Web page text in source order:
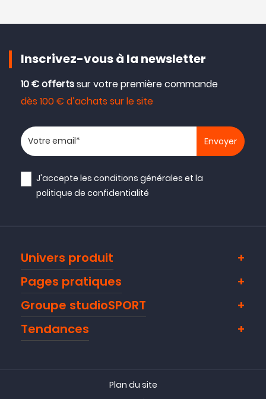
Inscrivez-vous à la newsletter
10 € offertssur votre première commande
dès 100 € d’achats sur le site
Votre adresse email
J'accepte lesconditions générales et la
politique de confidentialité
Univers produit
Pages pratiques
Groupe studioSPORT
Tendances
Plan du site